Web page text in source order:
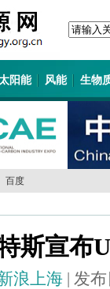
阳能 风能 生物
百度
斯宣布
浪上海 | 发布